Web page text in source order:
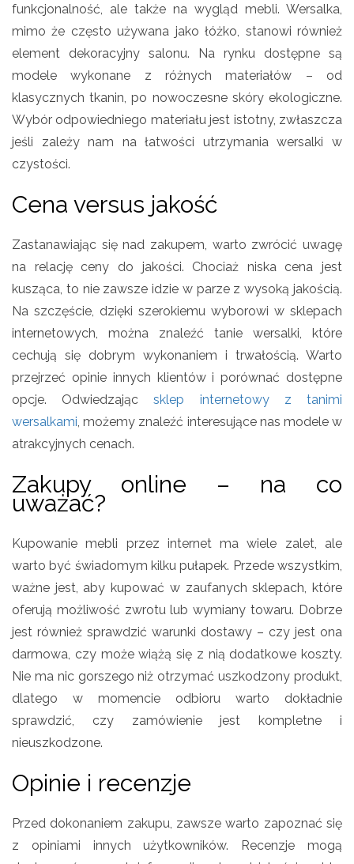
funkcjonalność, ale także na wygląd mebli. Wersalka,
mimo że często używana jako łóżko, stanowi również
element dekoracyjny salonu. Na rynku dostępne są
modele wykonane z różnych materiałów – od
klasycznych tkanin, po nowoczesne skóry ekologiczne.
Wybór odpowiedniego materiału jest istotny, zwłaszcza
jeśli zależy nam na łatwości utrzymania wersalki w
czystości.
Cena versus jakość
Zastanawiając się nad zakupem, warto zwrócić uwagę
na relację ceny do jakości. Chociaż niska cena jest
kusząca, to nie zawsze idzie w parze z wysoką jakością.
Na szczęście, dzięki szerokiemu wyborowi w sklepach
internetowych, można znaleźć tanie wersalki, które
cechują się dobrym wykonaniem i trwałością. Warto
przejrzeć opinie innych klientów i porównać dostępne
opcje. Odwiedzającsklep internetowy z tanimi
wersalkami , możemy znaleźć interesujące nas modele w
atrakcyjnych cenach.
Zakupy online – na co
uważać?
Kupowanie mebli przez internet ma wiele zalet, ale
warto być świadomym kilku pułapek. Przede wszystkim,
ważne jest, aby kupować w zaufanych sklepach, które
oferują możliwość zwrotu lub wymiany towaru. Dobrze
jest również sprawdzić warunki dostawy – czy jest ona
darmowa, czy może wiążą się z nią dodatkowe koszty.
Nie ma nic gorszego niż otrzymać uszkodzony produkt,
dlatego w momencie odbioru warto dokładnie
sprawdzić, czy zamówienie jest kompletne i
nieuszkodzone.
Opinie i recenzje
Przed dokonaniem zakupu, zawsze warto zapoznać się
z opiniami innych użytkowników. Recenzje mogą